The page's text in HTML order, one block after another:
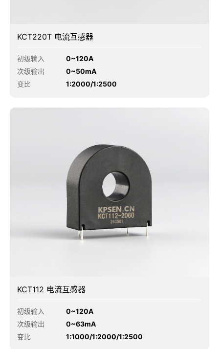
KCT220T 电流互感器
初级输入
0~120A
次级输出
0~50mA
变比
1:2000/1:2500
KCT112 电流互感器
初级输入
0~120A
次级输出
0~63mA
变比
1:1000/1:2000/1:2500